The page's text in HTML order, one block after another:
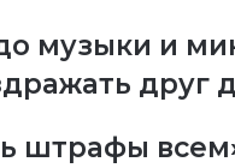
музыки и
друг
штрафы